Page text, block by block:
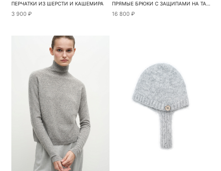
ПЕРЧАТКИ ИЗ ШЕРСТИ И КАШЕМИРА
3 900 ₽
ПРЯМЫЕ БРЮКИ С ЗАЩИПАМИ НА ТАЛИИ
16 800 ₽